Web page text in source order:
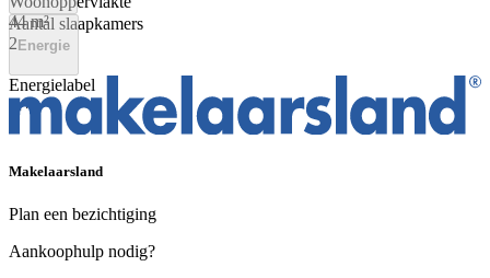
44 m²
Aantal slaapkamers
2Energie
Energielabel
A+
Makelaarsland
Plan een bezichtiging
Aankoophulp nodig?